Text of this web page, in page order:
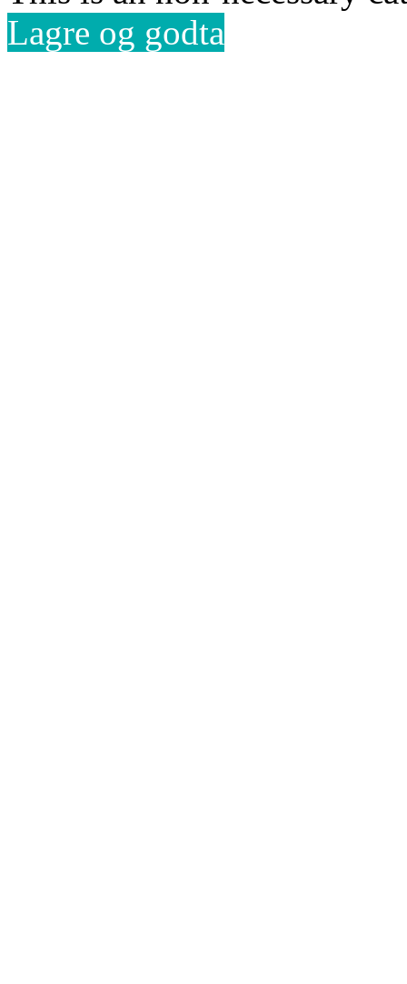
Lagre og godta